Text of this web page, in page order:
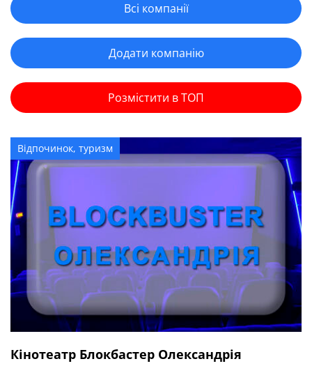
Всі компанії
Додати компанію
Розмістити в ТОП
Відпочинок, туризм
Кінотеатр Блокбастер Олександрія